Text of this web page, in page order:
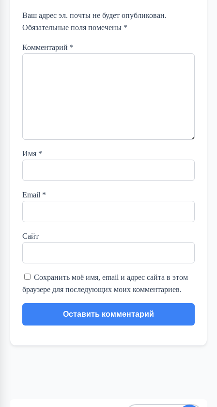
Ваш адрес эл. почты не будет опубликован.
Обязательные поля помечены *
Комментарий *
Имя *
Email *
Сайт
Сохранить моё имя, email и адрес сайта в этом
браузере для последующих моих комментариев.